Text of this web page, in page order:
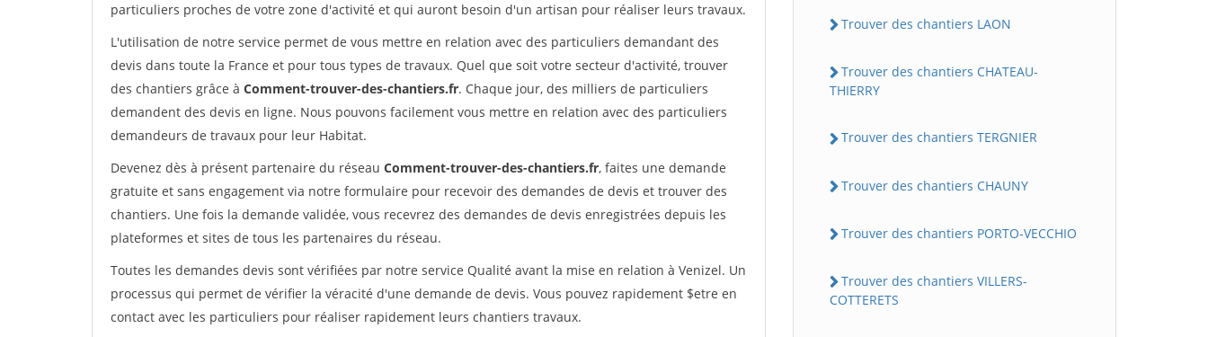
particuliers proches de votre zone d'activité et qui auront besoin d'un artisan pour réaliser leurs travaux.
L'utilisation de notre service permet de vous mettre en relation avec des particuliers demandant des
devis dans toute la France et pour tous types de travaux. Quel que soit votre secteur d'activité, trouver
des chantiers grâce à Comment-trouver-des-chantiers.fr. Chaque jour, des milliers de particuliers
demandent des devis en ligne. Nous pouvons facilement vous mettre en relation avec des particuliers
demandeurs de travaux pour leur Habitat.
Devenez dès à présent partenaire du réseau Comment-trouver-des-chantiers.fr, faites une demande
gratuite et sans engagement via notre formulaire pour recevoir des demandes de devis et trouver des
chantiers. Une fois la demande validée, vous recevrez des demandes de devis enregistrées depuis les
plateformes et sites de tous les partenaires du réseau.
Toutes les demandes devis sont vérifiées par notre service Qualité avant la mise en relation à Venizel. Un
processus qui permet de vérifier la véracité d'une demande de devis. Vous pouvez rapidement $etre en
contact avec les particuliers pour réaliser rapidement leurs chantiers travaux.
Trouver des chantiers LAON
Trouver des chantiers CHATEAU-
THIERRY
Trouver des chantiers TERGNIER
Trouver des chantiers CHAUNY
Trouver des chantiers PORTO-VECCHIO
Trouver des chantiers VILLERS-
COTTERETS